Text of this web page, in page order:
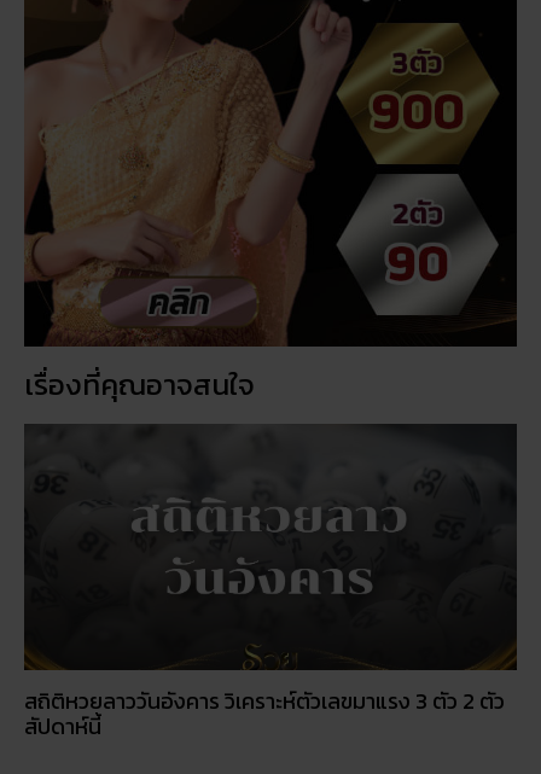
เรื่องที่คุณอาจสนใจ
สถิติหวยลาววันอังคาร วิเคราะห์ตัวเลขมาแรง 3 ตัว 2 ตัว
สัปดาห์นี้